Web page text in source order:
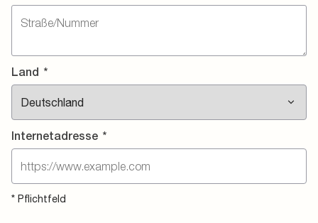
Land *
Internetadresse *
* Pflichtfeld